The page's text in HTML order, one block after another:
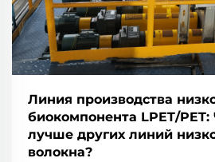
Линия производства
биокомпонента LPET/PET:
лучше других линий
волокна?